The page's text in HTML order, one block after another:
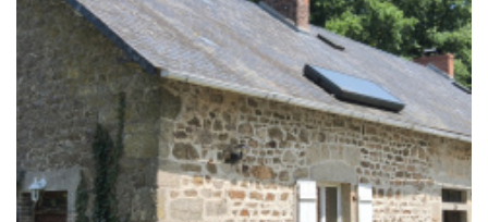
5KM 10KM 25KM
RECHERCHER
+ de critères +